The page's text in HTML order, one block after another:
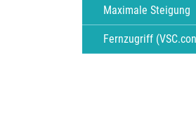
Maximale Steigung
Fernzugriff